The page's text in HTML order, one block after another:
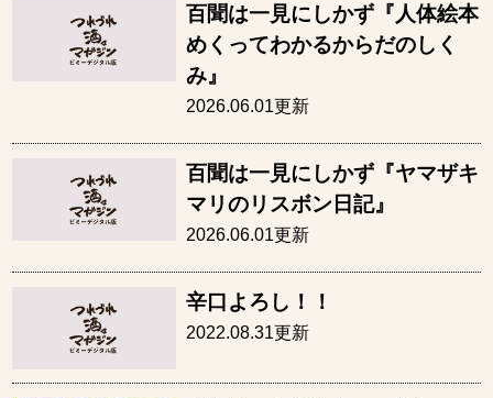
百聞は一見にしかず『人体絵本
めくってわかるからだのしく
み』
2026.06.01更新
百聞は一見にしかず『ヤマザキ
マリのリスボン日記』
2026.06.01更新
辛口よろし！！
2022.08.31更新